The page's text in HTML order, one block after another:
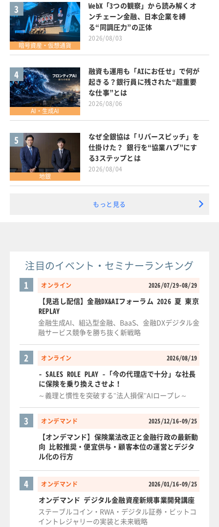
3
暗号資産・仮想通貨
WebX「3つの観察」から読み解くオ
ンチェーン金融、日本企業を縛
る“同調圧力”の正体
2026/08/03
4
AI・生成AI
融資も運用も「AIにお任せ」で何が
起きる？銀行員に残された“超重要
な仕事”とは
2026/08/06
5
地銀
なぜ全銀協は「リバースピッチ」を
仕掛けた？ 銀行を“協業ハブ”にす
る3ステップとは
2026/08/04
もっと見る
注目のイベント・セミナーランキング
オンライン 2026/07/29-08/29
1
【見逃し配信】金融DX&AIフォーラム 2026 夏 東京
REPLAY
金融生成AI、組込型金融、BaaS、金融DXデジタル金
融サービス競争を勝ち抜く新戦略
オンライン 2026/08/19
2
- SALES ROLE PLAY -「今の代理店で十分」な社長
に保険を乗り換えさせよ！
～義理と慣性を突破する"法人損保"AIロープレ～
オンデマンド 2025/12/16-09/25
3
【オンデマンド】保険業法改正と金融行政の最新動
向 比較推奨・便宜供与・顧客本位の運営とデジタ
ル化の行方
オンデマンド 2026/01/16-09/25
4
オンデマンド デジタル金融資産新規事業開発講座
ステーブルコイン・RWA・デジタル証券・ビットコ
イントレジャリーの実装と未来戦略